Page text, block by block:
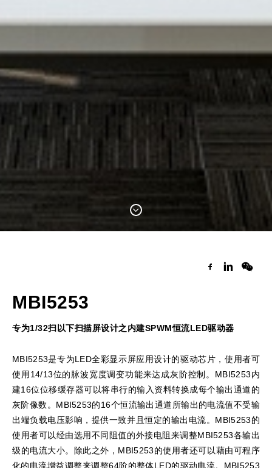
MBI5253
专为1/32扫以下扫描屏设计之内建SPWM恒流LED驱动器
MBI5253是专为LED全彩显示屏应用设计的驱动芯片，使用者可
使用14/13位的脉波宽度调变功能来达成灰阶控制。MBI5253内
建16位位移缓存器可以将串行的输入资料转换成每个输出通道的
灰阶像数。MBI5253的16个恒流输出通道所输出的电流值不受输
出端负载电压影响，提供一致并且恒定的输出电流。MBI5253的
使用者可以经由选用不同阻值的外接电阻来调整MBI5253各输出
级的电流大小。除此之外，MBI5253的使用者还可以藉由可程序
化的电流增益调整来调整64阶的整体LED的驱动电流。MBI5253